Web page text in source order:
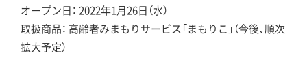
オープン日： 2022年1月26日（水）
取扱商品： 高齢者みまもりサービス「まもりこ」（今後、順次
拡大予定）